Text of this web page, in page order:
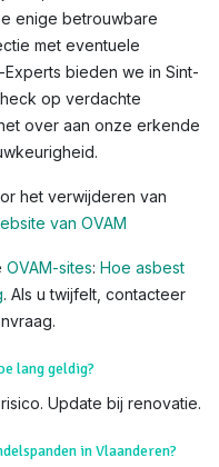
enige betrouwbare
met eventuele
Experts bieden we in Sint-
op verdachte
over aan onze erkende
het verwijderen van
van OVAM
OVAM-sites: Hoe asbest
. Als u twijfelt, contacteer
lang geldig?
Update bij renovatie.
in Vlaanderen?